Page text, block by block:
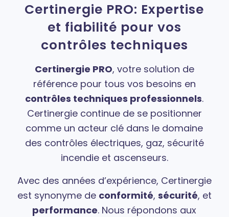
Certinergie PRO: Expertise
et fiabilité pour vos
contrôles techniques
Certinergie PRO, votre solution de
référence pour tous vos besoins en
contrôles techniques professionnels.
Certinergie continue de se positionner
comme un acteur clé dans le domaine
des contrôles électriques, gaz, sécurité
incendie et ascenseurs.
Avec des années d’expérience, Certinergie
est synonyme de conformité, sécurité, et
performance. Nous répondons aux